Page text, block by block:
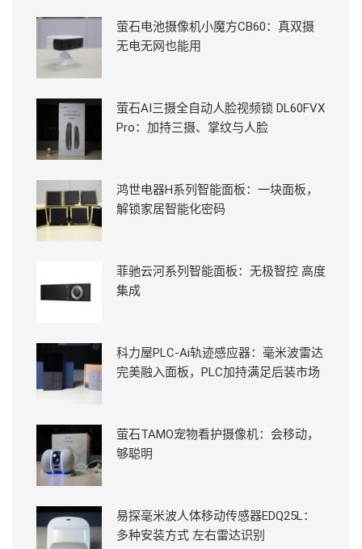
萤石电池摄像机小魔方CB60：真双摄
无电无网也能用
萤石AI三摄全自动人脸视频锁 DL60FVX
Pro：加持三摄、掌纹与人脸
鸿世电器H系列智能面板：一块面板，
解锁家居智能化密码
菲驰云河系列智能面板：无极智控 高度
集成
科力屋PLC-Ai轨迹感应器：毫米波雷达
完美融入面板，PLC加持满足后装市场
萤石TAMO宠物看护摄像机：会移动，
够聪明
易探毫米波人体移动传感器EDQ25L：
多种安装方式 左右雷达识别